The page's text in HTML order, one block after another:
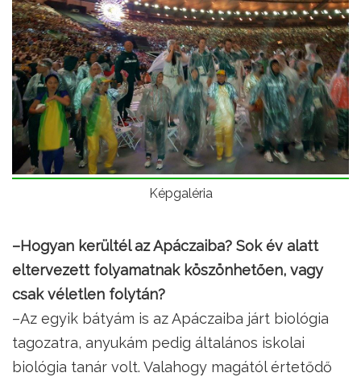
Képgaléria
–Hogyan kerültél az Apáczaiba? Sok év alatt
eltervezett folyamatnak köszönhetően, vagy
csak véletlen folytán?
–Az egyik bátyám is az Apáczaiba járt biológia
tagozatra, anyukám pedig általános iskolai
biológia tanár volt. Valahogy magától értetődő